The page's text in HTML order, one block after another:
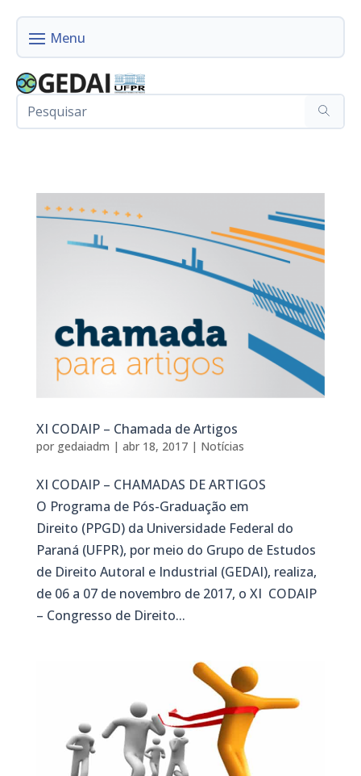
XI CODAIP – Chamada de Artigos
por gedaiadm | abr 18, 2017| Notícias
XI CODAIP – CHAMADAS DE ARTIGOS
O Programa de Pós-Graduação em
Direito (PPGD) da Universidade Federal do
Paraná (UFPR), por meio do Grupo de Estudos
de Direito Autoral e Industrial (GEDAI), realiza,
de 06 a 07 de novembro de 2017, o XI CODAIP
– Congresso de Direito...